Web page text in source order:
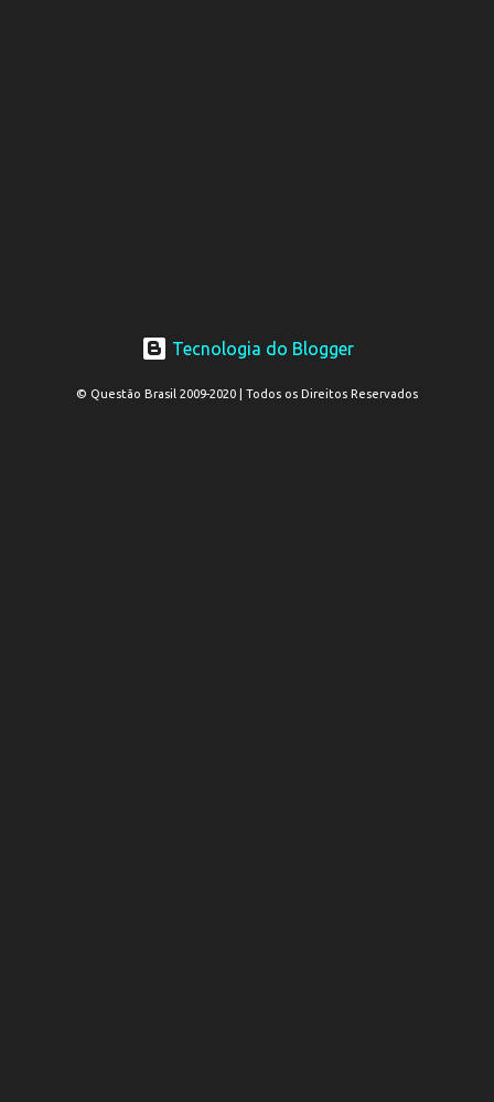
Tecnologia do Blogger
© Questão Brasil 2009-2020 | Todos os Direitos Reservados